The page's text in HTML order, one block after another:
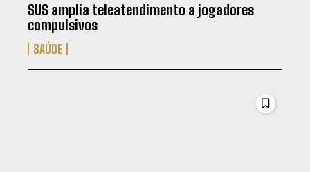
SUS amplia teleatendimento a jogadores
compulsivos
SAÚDE